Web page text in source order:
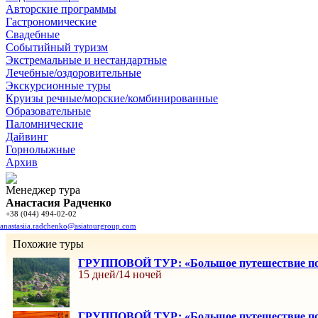
Авторские программы
Гастрономические
Свадебные
Событийный туризм
Экстремальные и нестандартные
Лечебные/оздоровительные
Экскурсионные туры
Круизы речные/морские/комбинированные
Образовательные
Паломнические
Дайвинг
Горнолыжные
Архив
Менеджер тура
Анастасия Радченко
+38 (044) 494-02-02
anastasiia.radchenko@asiatourgroup.com
Похожие туры
ГРУППОВОЙ ТУР: «Большое путешествие
15 дней/14 ночей